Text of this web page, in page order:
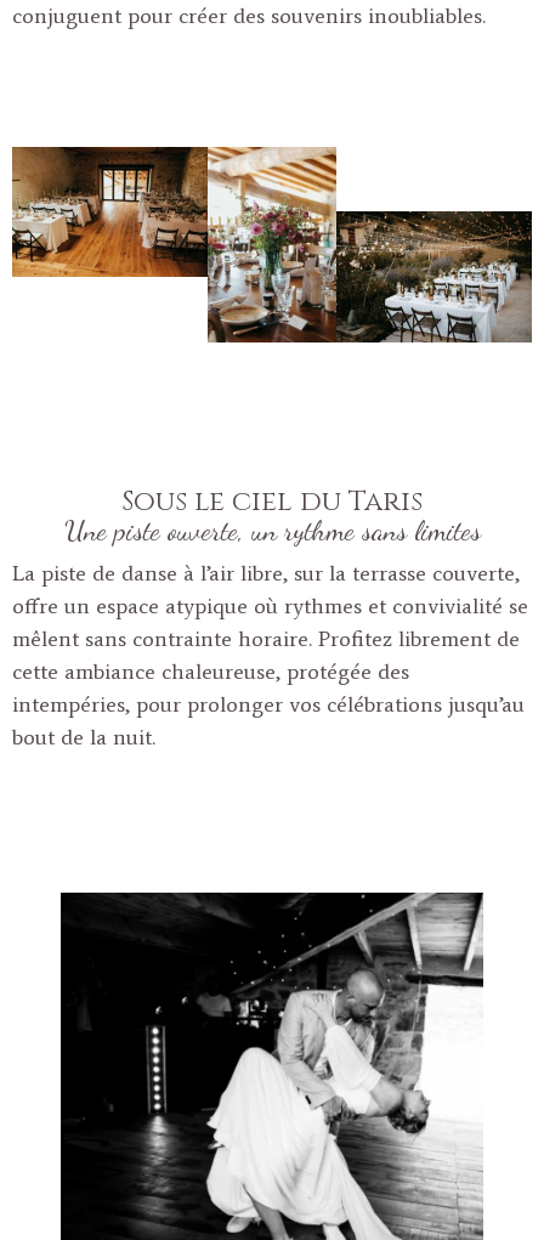
conjuguent pour créer des souvenirs inoubliables.
Sous le ciel du Taris
Une piste ouverte, un rythme sans limites
La piste de danse à l’air libre, sur la terrasse couverte,
offre un espace atypique où rythmes et convivialité se
mêlent sans contrainte horaire. Profitez librement de
cette ambiance chaleureuse, protégée des
intempéries, pour prolonger vos célébrations jusqu’au
bout de la nuit.